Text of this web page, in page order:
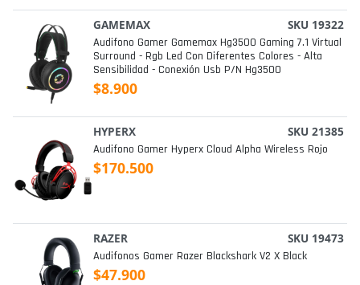
GAMEMAX SKU 19322
Audifono Gamer Gamemax Hg3500 Gaming 7.1 Virtual
Surround - Rgb Led Con Diferentes Colores - Alta
Sensibilidad - Conexión Usb P/n Hg3500
$8.900
HYPERX SKU 21385
Audifono Gamer Hyperx Cloud Alpha Wireless Rojo
$170.500
RAZER SKU 19473
Audifonos Gamer Razer Blackshark V2 X Black
$47.900